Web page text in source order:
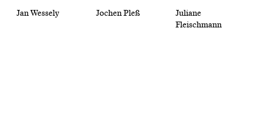
Jan Wessely Jochen Pleß
Juliane
Fleischmann